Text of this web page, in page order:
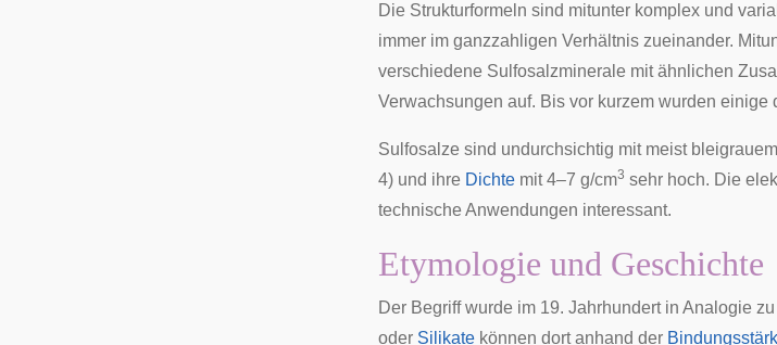
Die Strukturformeln sind mitunter komplex und
immer im ganzzahligen Verhältnis zueinander.
verschiedene Sulfosalzminerale mit ähnlichen
Verwachsungen auf. Bis vor kurzem wurden
Sulfosalze sind undurchsichtig mit meist
4) und ihre Dichte mit 4–7 g/cm3 sehr hoch. Die
technische Anwendungen interessant.
Etymologie und Geschichte
Der Begriff wurde im 19. Jahrhundert in Analogie
oder Silikate können dort anhand der